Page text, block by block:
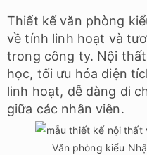
Thiết kế văn phòng
về tính linh hoạt và
trong công ty. Nội
học, tối ưu hóa diện
linh hoạt, dễ dàng di
giữa các nhân viên.
Văn phòng kiểu